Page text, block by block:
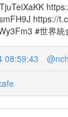
https://
#世界統
08:59:43